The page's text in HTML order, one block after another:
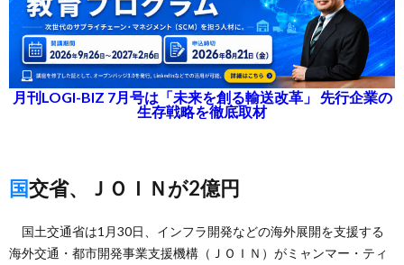
月刊LOGI-BIZ 7月号は「未来を創る輸送改革」 先行企業の
生存戦略を徹底取材
国交省、ＪＯＩＮが2億円
国土交通省は1月30日、インフラ開発などの海外展開を支援する
海外交通・都市開発事業支援機構（ＪＯＩＮ）がミャンマー・ティ